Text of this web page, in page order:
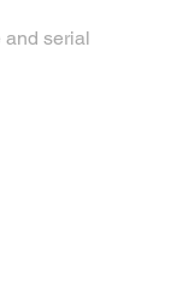
and serial